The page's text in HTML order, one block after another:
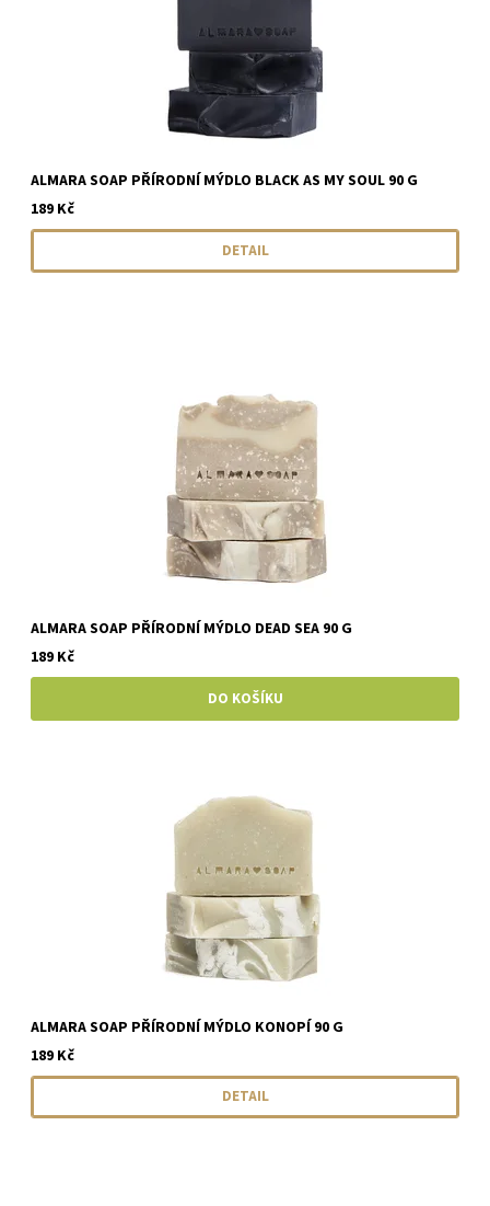
ALMARA SOAP PŘÍRODNÍ MÝDLO BLACK AS MY SOUL 90 G
189 Kč
DETAIL
ALMARA SOAP PŘÍRODNÍ MÝDLO DEAD SEA 90 G
189 Kč
ALMARA SOAP PŘÍRODNÍ MÝDLO KONOPÍ 90 G
189 Kč
DETAIL